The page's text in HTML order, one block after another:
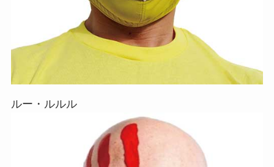
ルー・ルルル